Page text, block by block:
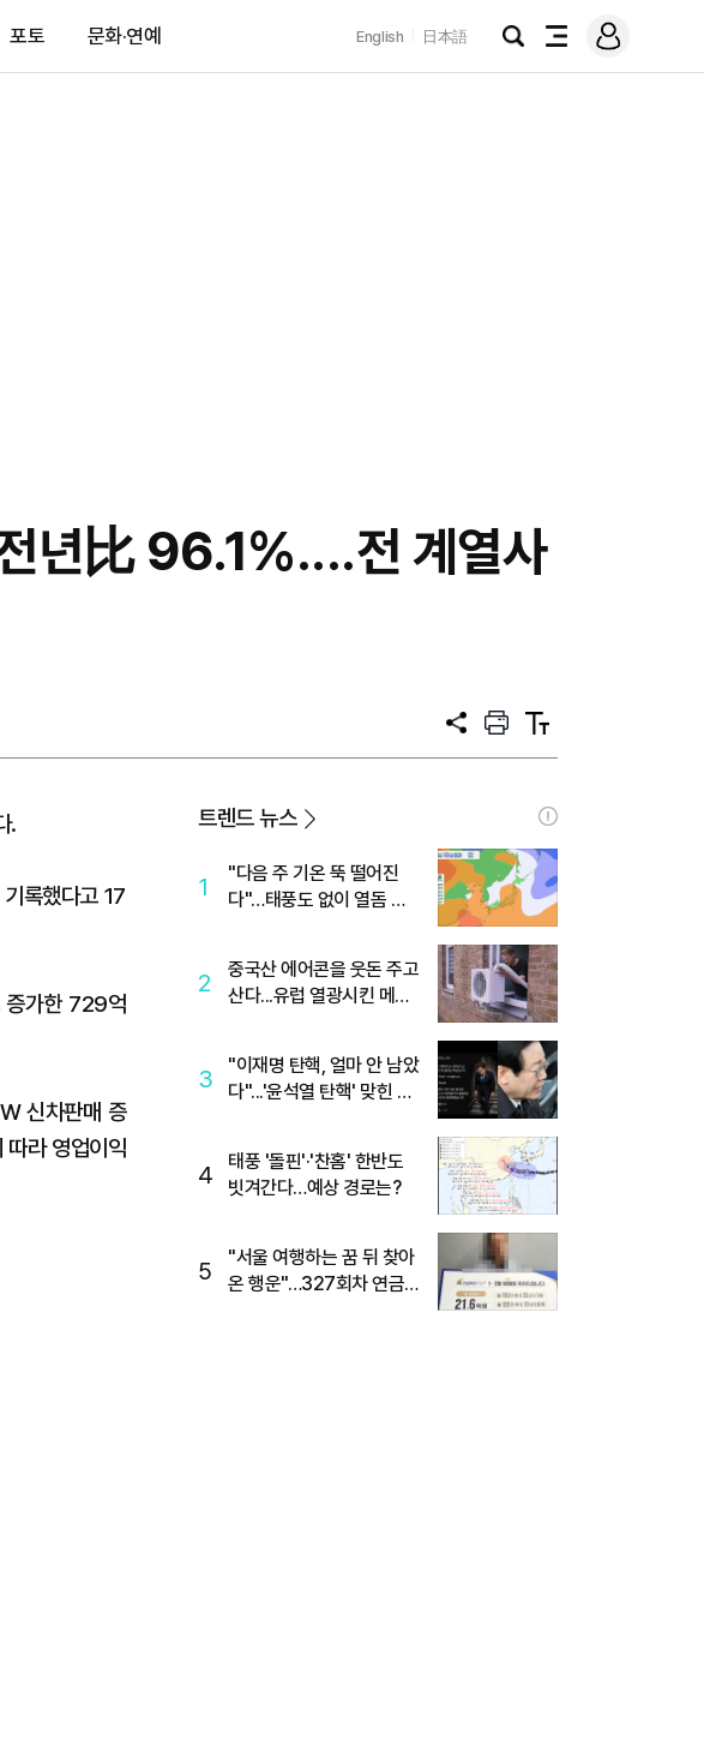
포토 문화·연예 English 日本語
검
전
메
그
년比 96.1%....전 계열사
공
프
트
텍
트
.
록했다고 17
증가한 729억
신차판매 증
따라 영업이익
트렌드 뉴스
1
"다음 주 기온 뚝 떨어진
다"…태풍도 없이 열돔 박
2
중국산 에어콘을 웃돈 주고
산다...유럽 열광시킨 메이
3
"이재명 탄핵, 얼마 안 남았
다"...'윤석열 탄핵' 맞힌 무
4
태풍 '돌핀'·'찬홈' 한반도
빗겨간다…예상 경로는?
5
"서울 여행하는 꿈 뒤 찾아
온 행운"…327회차 연금